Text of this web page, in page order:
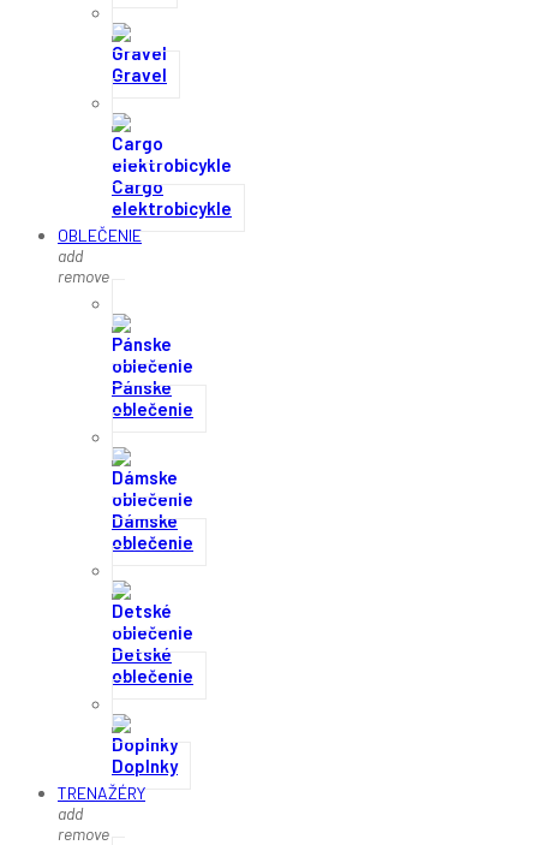
Gravel
Cargo
elektrobicykle
OBLEČENIE
add
remove
Pánske
oblečenie
Dámske
oblečenie
Detské
oblečenie
Doplnky
TRENAŽÉRY
add
remove